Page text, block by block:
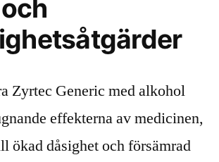
Zyrtec Generic med alkohol
effekterna av medicinen,
ökad dåsighet och försämrad